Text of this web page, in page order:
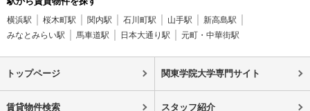
横浜駅 桜木町駅 関内駅 石川町駅 山手駅
新高島駅
みなとみらい駅
馬車道駅 日本大通り駅 元町・中華街駅
トップページ 関東学院大学専門サイト
賃貸物件検索 スタッフ紹介